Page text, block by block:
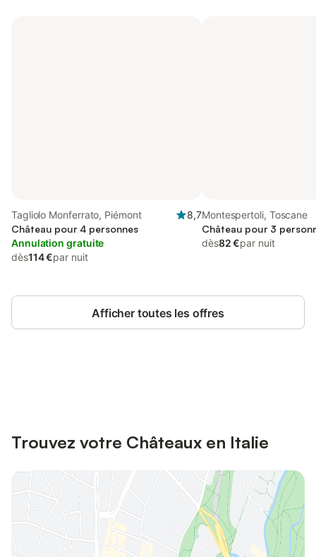
Tagliolo Monferrato, Piémont
8,7
Château pour 4 personnes
Annulation gratuite
dès114 €par nuit
Montespertoli, Toscane
Château pour 3
dès82 €par nuit
Afficher toutes les offres
Trouvez votre Châteaux en Italie